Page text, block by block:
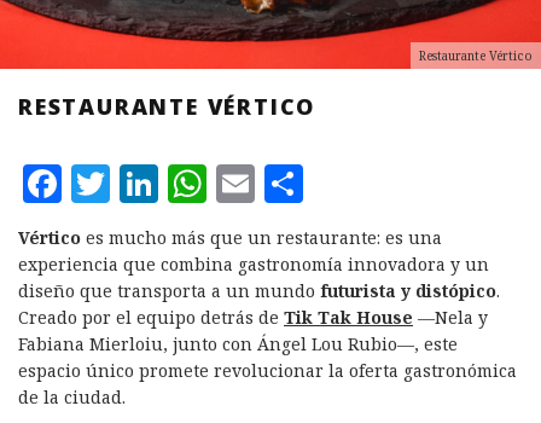
Restaurante Vértico
RESTAURANTE VÉRTICO
F
a
c
e
b
o
T
w
it
te
r
L
i
n
k
e
d
W
h
at
s
A
p
E
m
ai
l
o
m
p
a
rt
Vértico es mucho más que un restaurante: es una
experiencia que combina gastronomía innovadora y un
diseño que transporta a un mundo futurista y distópico.
Creado por el equipo detrás de Tik Tak House —Nela y
Fabiana Mierloiu, junto con Ángel Lou Rubio—, este
espacio único promete revolucionar la oferta gastronómica
de la ciudad.